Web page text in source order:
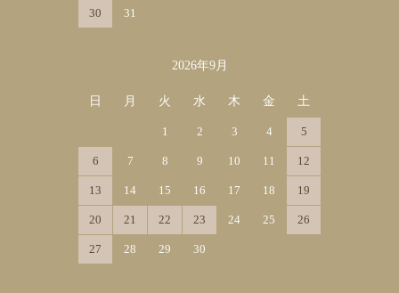
30 31
2026年9月
日 月 火 水 木 金 土
1 2 3 4 5
6 7 8 9 10 11 12
13 14 15 16 17 18 19
20 21 22 23 24 25 26
27 28 29 30